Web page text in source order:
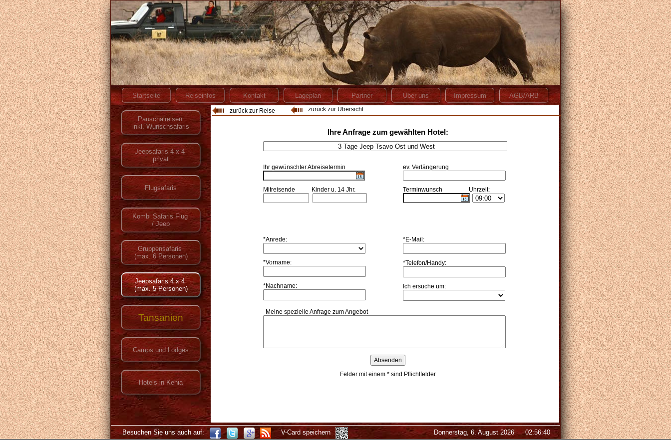
zurück zur Reise zurück zur Übersicht
Ihre Anfrage zum gewählten Hotel:
Ihr gewünschter Abreisetermin
Mitreisende Kinder u. 14 Jhr.
ev. Verlängerung
Terminwunsch Uhrzeit:
*Anrede:
*Vorname:
*Nachname:
*E-Mail:
*Telefon/Handy:
Ich ersuche um:
Meine spezielle Anfrage zum Angebot
Absenden
Felder mit einem * sind Pflichtfelder
Besuchen Sie uns auch auf: V-Card speichern Donnerstag, 6. August 2026 02:56:40